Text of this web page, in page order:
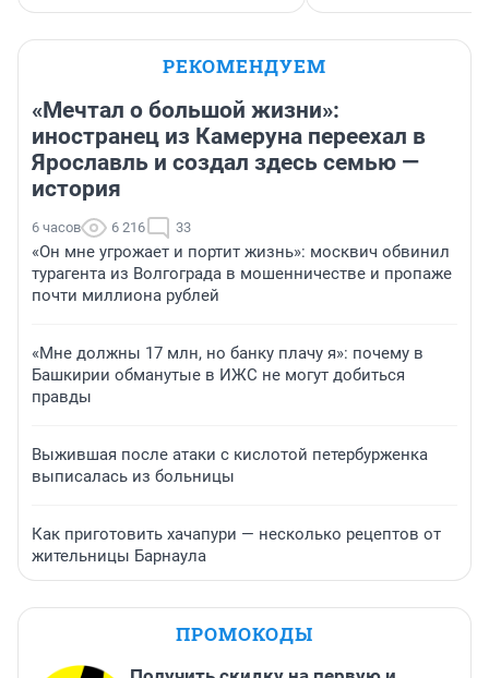
РЕКОМЕНДУЕМ
«Мечтал о большой жизни»:
иностранец из Камеруна переехал в
Ярославль и создал здесь семью —
история
6 часов 6 216 33
«Он мне угрожает и портит жизнь»: москвич обвинил
турагента из Волгограда в мошенничестве и пропаже
почти миллиона рублей
«Мне должны 17 млн, но банку плачу я»: почему в
Башкирии обманутые в ИЖС не могут добиться
правды
Выжившая после атаки с кислотой петербурженка
выписалась из больницы
Как приготовить хачапури — несколько рецептов от
жительницы Барнаула
ПРОМОКОДЫ